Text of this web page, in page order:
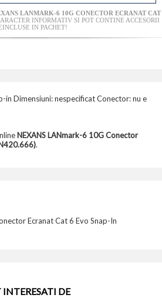
LANMARK-6 10G CONECTOR ECRANAT CAT
INFORMATIV SI POT CONTINE ACCESORII
IN PACHET!
in Dimensiuni: nespecificat Conector: nu e
NEXANS LANmark-6 10G Conector
.
Ecranat Cat 6 Evo Snap-In
DE